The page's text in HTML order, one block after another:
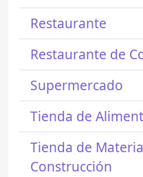
Restaurante
Restaurante de
Supermercado
Tienda de
Tienda de
Construcción